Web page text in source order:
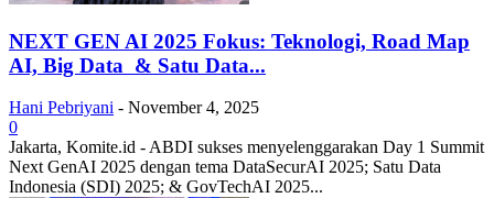
NEXT GEN AI 2025 Fokus: Teknologi, Road Map
AI, Big Data & Satu Data...
Hani Pebriyani - November 4, 2025
0
Jakarta, Komite.id - ABDI sukses menyelenggarakan Day 1 Summit
Next GenAI 2025 dengan tema DataSecurAI 2025; Satu Data
Indonesia (SDI) 2025; & GovTechAI 2025...